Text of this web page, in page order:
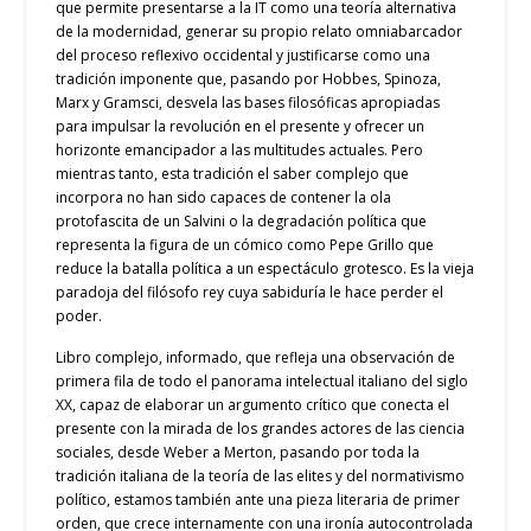
que permite presentarse a la IT como una teoría alternativa
de la modernidad, generar su propio relato omniabarcador
del proceso reflexivo occidental y justificarse como una
tradición imponente que, pasando por Hobbes, Spinoza,
Marx y Gramsci, desvela las bases filosóficas apropiadas
para impulsar la revolución en el presente y ofrecer un
horizonte emancipador a las multitudes actuales. Pero
mientras tanto, esta tradición el saber complejo que
incorpora no han sido capaces de contener la ola
protofascita de un Salvini o la degradación política que
representa la figura de un cómico como Pepe Grillo que
reduce la batalla política a un espectáculo grotesco. Es la vieja
paradoja del filósofo rey cuya sabiduría le hace perder el
poder.
Libro complejo, informado, que refleja una observación de
primera fila de todo el panorama intelectual italiano del siglo
XX, capaz de elaborar un argumento crítico que conecta el
presente con la mirada de los grandes actores de las ciencia
sociales, desde Weber a Merton, pasando por toda la
tradición italiana de la teoría de las elites y del normativismo
político, estamos también ante una pieza literaria de primer
orden, que crece internamente con una ironía autocontrolada